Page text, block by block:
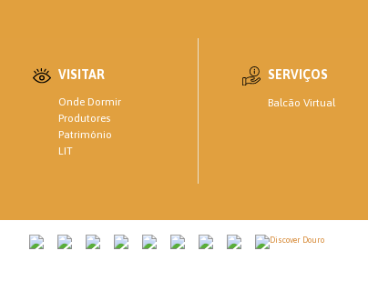
VISITAR
Onde Dormir
Produtores
Património
LIT
SERVIÇOS
Balcão Virtual